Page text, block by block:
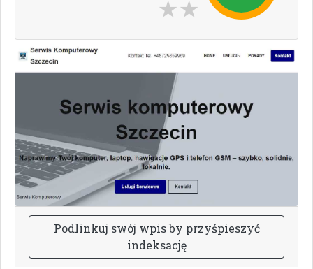
Podlinkuj swój wpisby przyśpieszyć
indeksację